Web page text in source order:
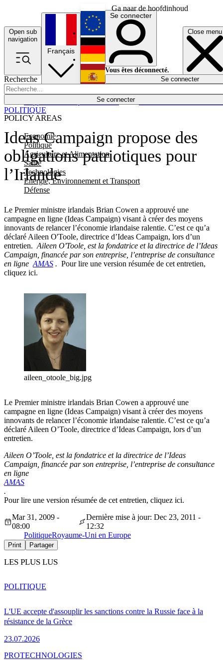
Ga naar de hoofdinhoud
Open sub
navigation
Close menu
Recherche
Se connecter
POLICY AREAS
Economie
Politique
Agriculture et Alimentation
Santé
Technologies
Energie, Environnement et Transport
Défense
Économie
Français
English
Deutsch
Español
Se connecter
Vous êtes déconnecté.
Se connecter
Ideas Campaign propose des
obligations patriotiques pour
l’Irlande
Le Premier ministre irlandais Brian Cowen a approuvé une
campagne en ligne (Ideas Campaign) visant à créer des moyens
innovants de relancer l’économie irlandaise ralentie. C’est ce qu’a
déclaré Aileen O'Toole, directrice d’Ideas Campaign, lors d’un
entretien. Aileen O'Toole, est la fondatrice et la directrice de l’Ideas
Campaign, financée par son entreprise, l’entreprise de consultance
en ligne AMAS . Pour lire une version résumée de cet entretien,
cliquez ici.
POLITIQUE
aileen_otoole_big.jpg
Le Premier ministre irlandais Brian Cowen a approuvé une
campagne en ligne (Ideas Campaign) visant à créer des moyens
innovants de relancer l’économie irlandaise ralentie. C’est ce qu’a
déclaré Aileen O’Toole, directrice d’Ideas Campaign, lors d’un
entretien.
Aileen O’Toole, est la fondatrice et la directrice de l’Ideas
Campaign, financée par son entreprise, l’entreprise de consultance
en ligne
AMAS
.
Pour lire une version résumée de cet entretien, cliquez ici.
Mar 31, 2009 -
08:00
Dernière mise à jour: Dec 23, 2011 -
12:32
PolitiqueRoyaume-Uni en Europe
Print Partager
LES PLUS LUS
L'UE accepte d'assouplir les sanctions contre la Russie face à la
résistance de la Grèce
23.07.2026
POLITIQUE
PROTECHNOLOGIES